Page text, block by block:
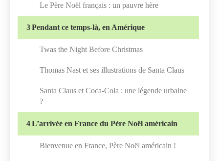
Le Père Noël français : un pauvre hère
3Pendant ce temps-là, en Amérique
Twas the Night Before Christmas
Thomas Nast et ses illustrations de Santa Claus
Santa Claus et Coca-Cola : une légende urbaine
?
4L’arrivée en France du Père Noël américain
Bienvenue en France, Père Noël américain !